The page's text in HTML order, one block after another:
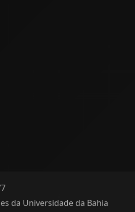
da Universidade da Bahia